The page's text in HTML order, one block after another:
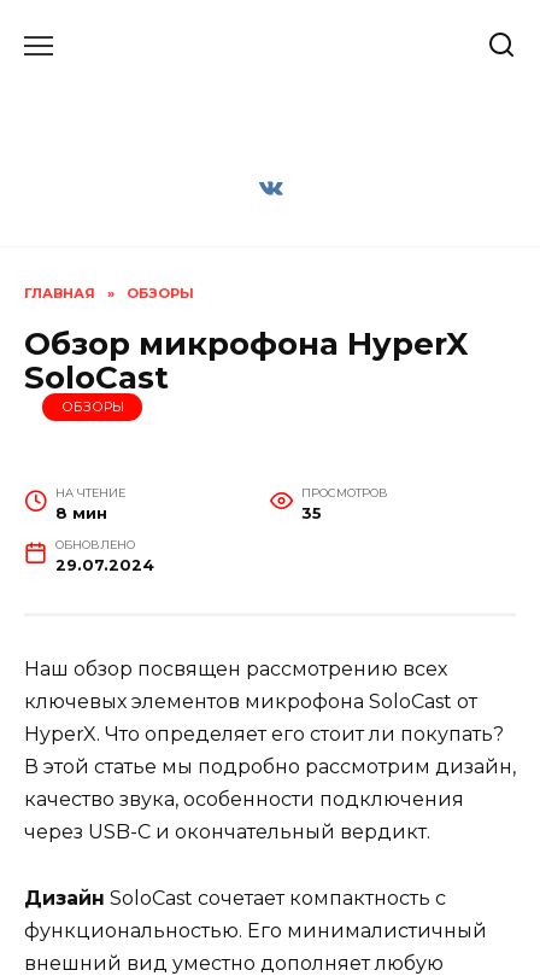
ГЛАВНАЯ » ОБЗОРЫ
Обзор микрофона HyperX
SoloCast
ОБЗОРЫ
НА ЧТЕНИЕ
8 мин
ПРОСМОТРОВ
35
ОБНОВЛЕНО
29.07.2024
Наш обзор посвящен рассмотрению всех
ключевых элементов микрофона SoloCast от
HyperX. Что определяет его стоит ли покупать?
В этой статье мы подробно рассмотрим дизайн,
качество звука, особенности подключения
через USB-C и окончательный вердикт.
Дизайн SoloCast сочетает компактность с
функциональностью. Его минималистичный
внешний вид уместно дополняет любую